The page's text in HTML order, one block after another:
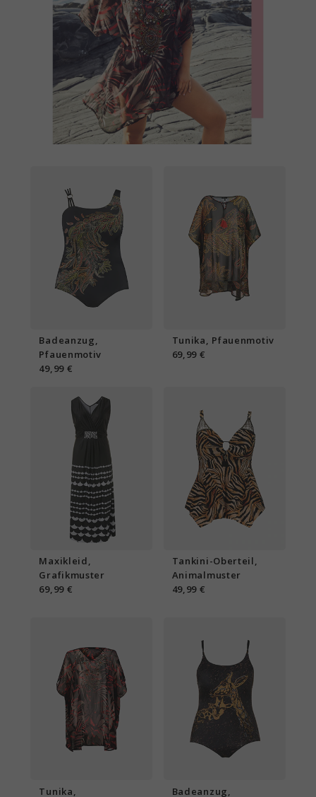
Badeanzug,
Pfauenmotiv
49,99 €
Tunika, Pfauenmotiv
69,99 €
Maxikleid,
Grafikmuster
69,99 €
Tankini-Oberteil,
Animalmuster
49,99 €
Tunika, Badeanzug,